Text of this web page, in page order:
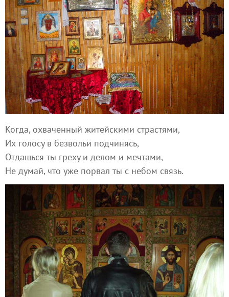
Когда, охваченный житейскими страстями,
Их голосу в безвольи подчинясь,
Отдашься ты греху и делом и мечтами,
Не думай, что уже порвал ты с небом связь.